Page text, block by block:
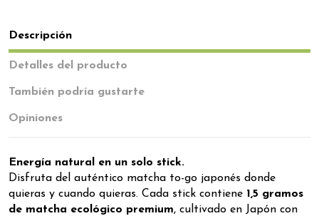
Descripción
Detalles del producto
También podría gustarte
Opiniones
Energía natural en un solo stick.
Disfruta del auténtico matcha to-go japonés donde
quieras y cuando quieras. Cada stick contiene 1,5 gramos
de matcha ecológico premium, cultivado en Japón con